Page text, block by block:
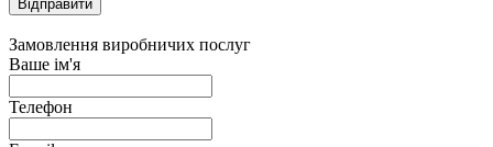
Замовлення виробничих послуг
Ваше ім'я
Телефон